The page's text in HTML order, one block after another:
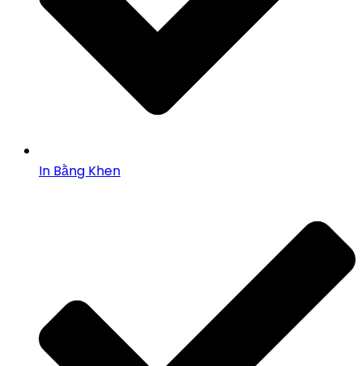
In Bằng Khen